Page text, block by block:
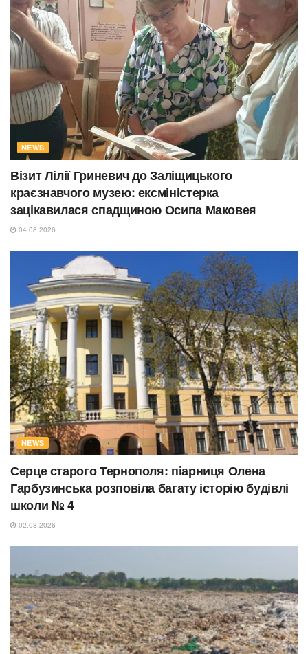
NEWS
Візит Лілії Гриневич до Заліщицького
краєзнавчого музею: ексміністерка
зацікавилася спадщиною Осипа Маковея
04.08.2026
NEWS
Серце старого Тернополя: піарниця Олена
Гарбузинська розповіла багату історію будівлі
школи № 4
02.08.2026